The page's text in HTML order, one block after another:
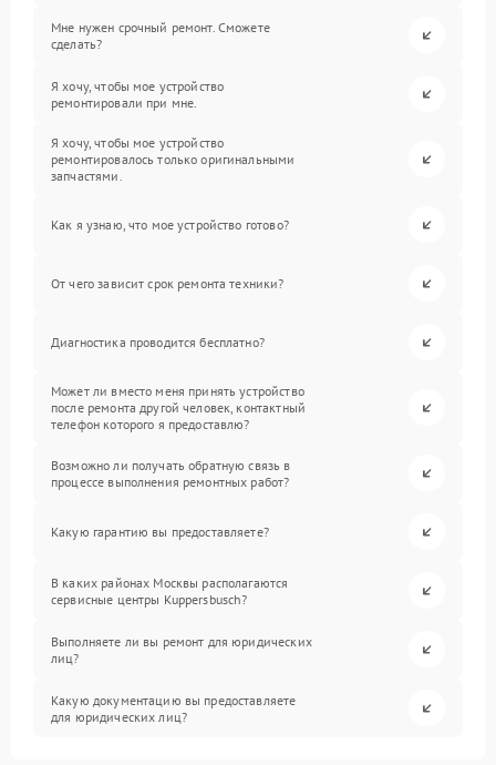
Мне нужен срочный ремонт. Сможете
сделать?
Я хочу, чтобы мое устройство
ремонтировали при мне.
Я хочу, чтобы мое устройство
ремонтировалось только оригинальными
запчастями.
Как я узнаю, что мое устройство готово?
От чего зависит срок ремонта техники?
Диагностика проводится бесплатно?
Может ли вместо меня принять устройство
после ремонта другой человек, контактный
телефон которого я предоставлю?
Возможно ли получать обратную связь в
процессе выполнения ремонтных работ?
Какую гарантию вы предоставляете?
В каких районах Москвы располагаются
сервисные центры Kuppersbusch?
Выполняете ли вы ремонт для юридических
лиц?
Какую документацию вы предоставляете
для юридических лиц?